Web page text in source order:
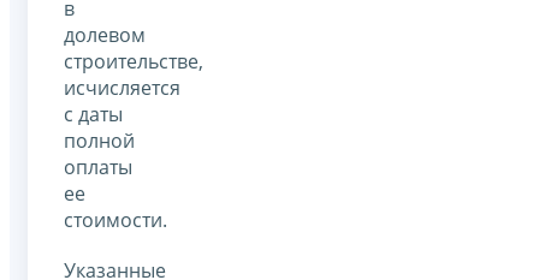
в
долевом
строительстве,
исчисляется
с даты
полной
оплаты
ее
стоимости.
Указанные